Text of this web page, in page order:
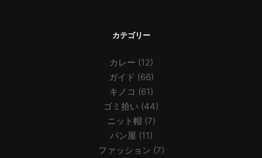
カテゴリー
カレー (12)
ガイド (66)
キノコ (61)
ゴミ拾い (44)
ニット帽 (7)
パン屋 (11)
ファッション (7)